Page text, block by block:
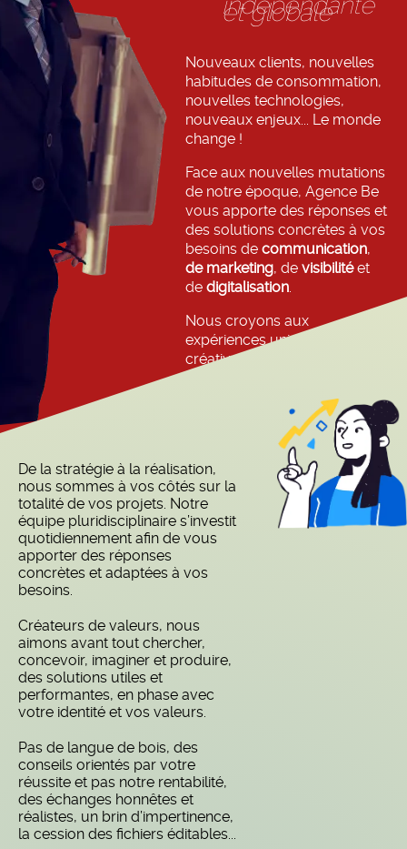
et globale
Nouveaux clients, nouvelles
habitudes de consommation,
nouvelles technologies,
nouveaux enjeux... Le monde
change !
Face aux nouvelles mutations
de notre époque, Agence Be
vous apporte des réponses et
des solutions concrètes à vos
besoins decommunication,
de marketing, devisibilitéet
dedigitalisation.
Nous croyons aux
expériences uniques et
créatives, élégantes,
l’intérêt et de l’émotion sans
perdre en utilité, ni sacrifier
De la stratégie à la réalisation,
nous sommes à vos côtés sur la
totalité de vos projets. Notre
équipe pluridisciplinaire s’investit
quotidiennement afin de vous
apporter des réponses
concrètes et adaptées à vos
besoins.
Créateurs de valeurs, nous
aimons avant tout chercher,
concevoir, imaginer et produire,
des solutions utiles et
performantes, en phase avec
votre identité et vos valeurs.
Pas de langue de bois, des
conseils orientés par votre
réussite et pas notre rentabilité,
des échanges honnêtes et
réalistes, un brin d’impertinence,
la cession des fichiers éditables...